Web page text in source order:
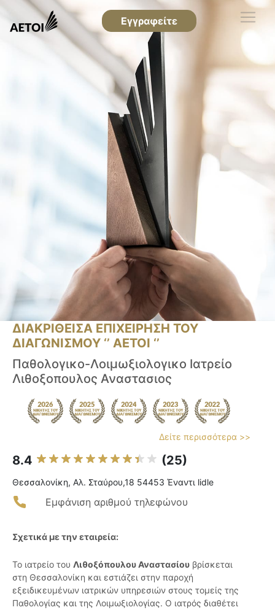
Εγγραφείτε
ΔΙΑΚΡΙΘΕΙΣΑ ΕΠΙΧΕΙΡΗΣΗ ΤΟΥ
ΔΙΑΓΩΝΙΣΜΟΥ ‘’ ΑΕΤΟΙ ‘’
Παθολογικο-Λοιμωξιολογικο Ιατρείο
Λιθοξοπουλος Αναστασιος
Δείτε περισσότερα >>
8.4 (25)
Θεσσαλονίκη, Αλ. Σταύρου,18 54453 Έναντι lidle
Εμφάνιση αριθμού τηλεφώνου
Σχετικά με την εταιρεία:
Το ιατρείο του Λιθοξόπουλου Αναστασίου βρίσκεται
στη Θεσσαλονίκη και εστιάζει στην παροχή
εξειδικευμένων ιατρικών υπηρεσιών στους τομείς της
Παθολογίας και της Λοιμωξιολογίας. Ο ιατρός διαθέτει